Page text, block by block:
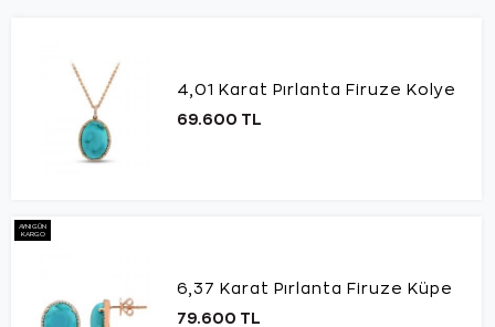
4,01 Karat Pırlanta Firuze Kolye
69.600 TL
AYNI GÜN
KARGO
6,37 Karat Pırlanta Firuze Küpe
79.600 TL